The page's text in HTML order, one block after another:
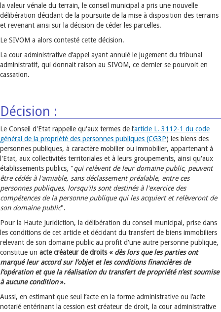
la valeur vénale du terrain, le conseil municipal a pris une nouvelle
délibération décidant de la poursuite de la mise à disposition des terrains
et revenant ainsi sur la décision de céder les parcelles.
Le SIVOM a alors contesté cette décision.
La cour administrative d’appel ayant annulé le jugement du tribunal
administratif, qui donnait raison au SIVOM, ce dernier se pourvoit en
cassation.
Décision :
Le Conseil d'Etat rappelle qu'aux termes de l ’article L. 3112-1 du code
général de la propriété des personnes publiques (CG3P) les biens des
personnes publiques, à caractère mobilier ou immobilier, appartenant à
l'Etat, aux collectivités territoriales et à leurs groupements, ainsi qu'aux
établissements publics, "qui relèvent de leur domaine public, peuvent
être cédés à l'amiable, sans déclassement préalable, entre ces
personnes publiques, lorsqu'ils sont destinés à l'exercice des
compétences de la personne publique qui les acquiert et relèveront de
son domaine public".
Pour la Haute Juridiction, la délibération du conseil municipal, prise dans
les conditions de cet article et décidant du transfert de biens immobiliers
relevant de son domaine public au profit d'une autre personne publique,
constitue un acte créateur de droits « dès lors que les parties ont
marqué leur accord sur l’objet et les conditions financières de
l’opération et que la réalisation du transfert de propriété n’est soumise
à aucune condition».
Aussi, en estimant que seul l’acte en la forme administrative ou l’acte
notarié entérinant la cession est créateur de droit, la cour administrative